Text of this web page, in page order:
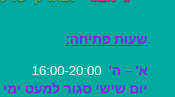
שעות פתיחה:
א' – ה' 16:00-20:00
יום שישי סגור למעט